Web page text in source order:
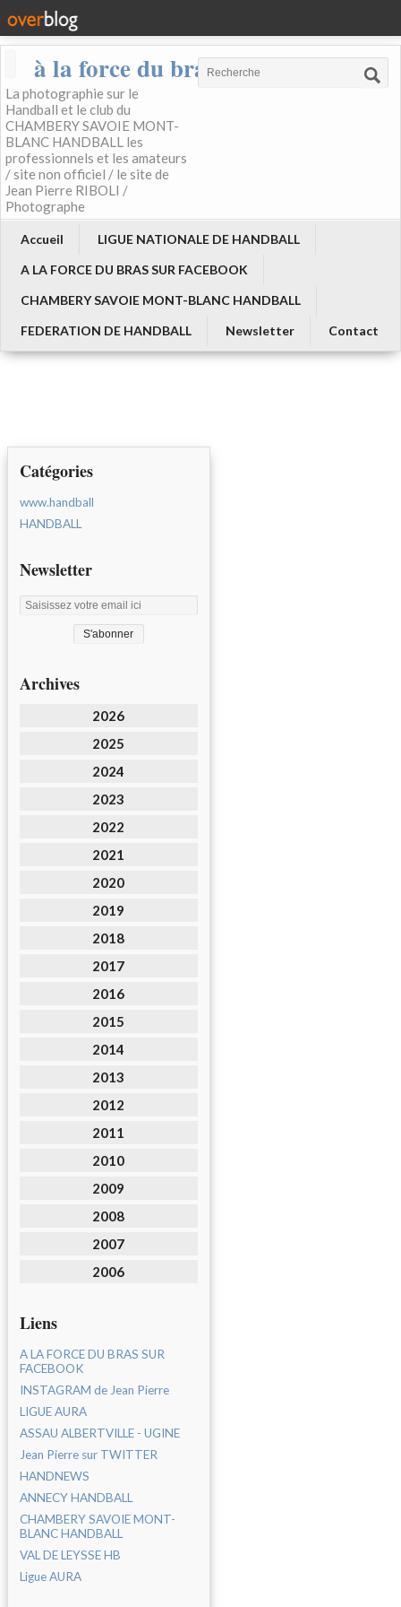
à la force du bras
La photographie sur le
Handball et le club du
CHAMBERY SAVOIE MONT-
BLANC HANDBALL les
professionnels et les amateurs
/ site non officiel / le site de
Jean Pierre RIBOLI /
Photographe
Accueil
LIGUE NATIONALE DE HANDBALL
A LA FORCE DU BRAS SUR FACEBOOK
CHAMBERY SAVOIE MONT-BLANC HANDBALL
FEDERATION DE HANDBALL
Newsletter Contact
Catégories
www.handball
HANDBALL
Newsletter
Archives
2026
2025
2024
2023
2022
2021
2020
2019
2018
2017
2016
2015
2014
2013
2012
2011
2010
2009
2008
2007
2006
Liens
A LA FORCE DU BRAS SUR
FACEBOOK
INSTAGRAM de Jean Pierre
LIGUE AURA
ASSAU ALBERTVILLE - UGINE
Jean Pierre sur TWITTER
HANDNEWS
ANNECY HANDBALL
CHAMBERY SAVOIE MONT-
BLANC HANDBALL
VAL DE LEYSSE HB
Ligue AURA